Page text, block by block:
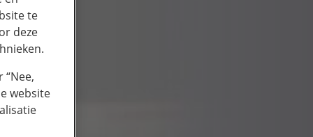
te
deze
“Nee,
website